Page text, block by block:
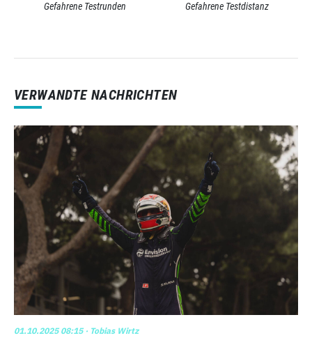
Gefahrene Testrunden Gefahrene Testdistanz
VERWANDTE NACHRICHTEN
01.10.2025 08:15· Tobias Wirtz